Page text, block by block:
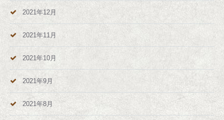
2021年12月
2021年11月
2021年10月
2021年9月
2021年8月